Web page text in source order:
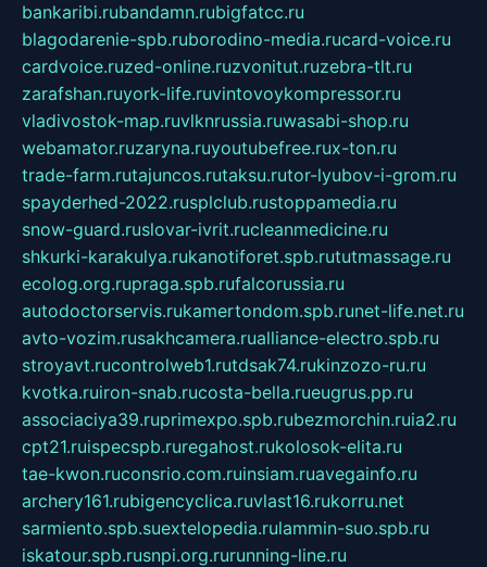
bankaribi.rubandamn.rubigfatcc.ru
blagodarenie-spb.ruborodino-media.rucard-voice.ru
cardvoice.ruzed-online.ruzvonitut.ruzebra-tlt.ru
zarafshan.ruyork-life.ruvintovoykompressor.ru
vladivostok-map.ruvlknrussia.ruwasabi-shop.ru
webamator.ruzaryna.ruyoutubefree.rux-ton.ru
trade-farm.rutajuncos.rutaksu.rutor-lyubov-i-grom.ru
spayderhed-2022.rusplclub.rustoppamedia.ru
snow-guard.ruslovar-ivrit.rucleanmedicine.ru
shkurki-karakulya.rukanotiforet.spb.rututmassage.ru
ecolog.org.rupraga.spb.rufalcorussia.ru
autodoctorservis.rukamertondom.spb.runet-life.net.ru
avto-vozim.rusakhcamera.rualliance-electro.spb.ru
stroyavt.rucontrolweb1.rutdsak74.rukinzozo-ru.ru
kvotka.ruiron-snab.rucosta-bella.rueugrus.pp.ru
associaciya39.ruprimexpo.spb.rubezmorchin.ruia2.ru
cpt21.ruispecspb.ruregahost.rukolosok-elita.ru
tae-kwon.ruconsrio.com.ruinsiam.ruavegainfo.ru
archery161.rubigencyclica.ruvlast16.rukorru.net
sarmiento.spb.suextelopedia.rulammin-suo.spb.ru
iskatour.spb.rusnpi.org.rurunning-line.ru